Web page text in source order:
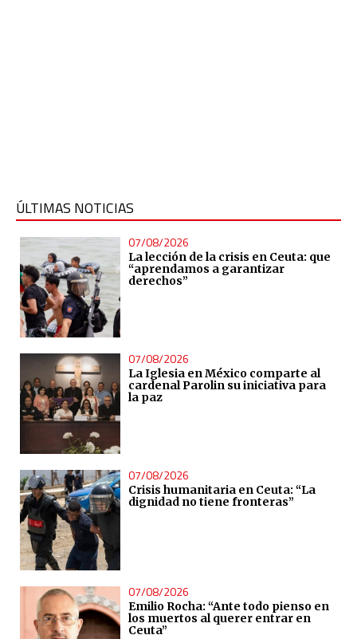
ÚLTIMAS NOTICIAS
07/08/2026
La lección de la crisis en Ceuta: que
“aprendamos a garantizar
derechos”
07/08/2026
La Iglesia en México comparte al
cardenal Parolin su iniciativa para
la paz
07/08/2026
Crisis humanitaria en Ceuta: “La
dignidad no tiene fronteras”
07/08/2026
Emilio Rocha: “Ante todo pienso en
los muertos al querer entrar en
Ceuta”